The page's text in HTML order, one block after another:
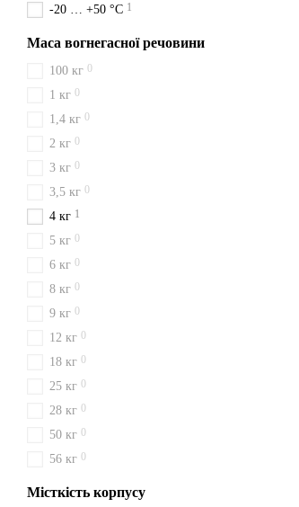
-20 … +50 °C 1
Маса вогнегасної речовини
100 кг 0
1 кг 0
1,4 кг 0
2 кг 0
3 кг 0
3,5 кг 0
4 кг 1
5 кг 0
6 кг 0
8 кг 0
9 кг 0
12 кг 0
18 кг 0
25 кг 0
28 кг 0
50 кг 0
56 кг 0
Місткість корпусу